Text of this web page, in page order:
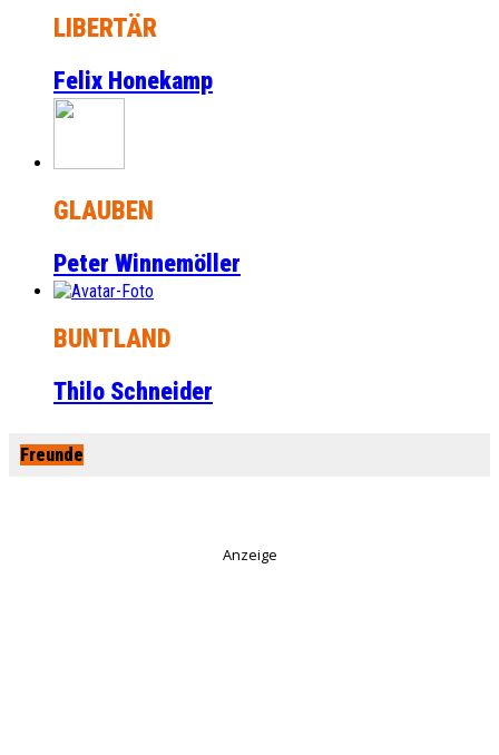
LIBERTÄR
Felix Honekamp
GLAUBEN
Peter Winnemöller
BUNTLAND
Thilo Schneider
Freunde
Anzeige